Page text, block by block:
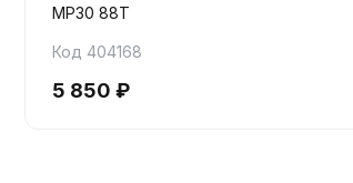
MP30 88T
Код 404168
5 850 ₽